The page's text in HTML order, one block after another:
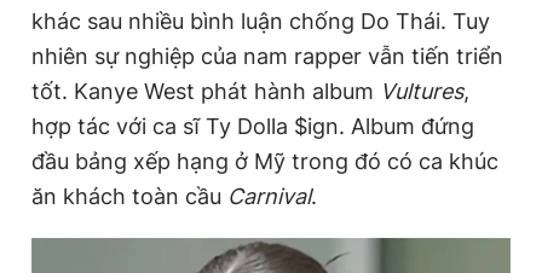
khác sau nhiều bình luận chống Do Thái. Tuy
nhiên sự nghiệp của nam rapper vẫn tiến triển
tốt. Kanye West phát hành album Vultures,
hợp tác với ca sĩ Ty Dolla $ign. Album đứng
đầu bảng xếp hạng ở Mỹ trong đó có ca khúc
ăn khách toàn cầu Carnival.